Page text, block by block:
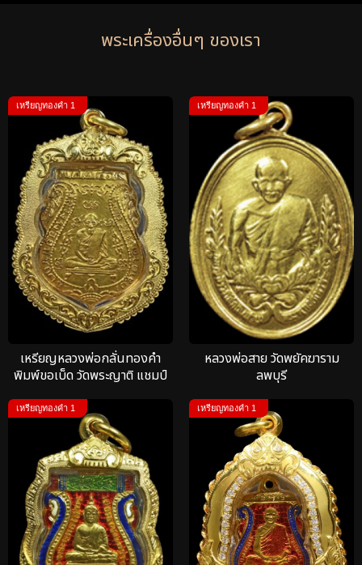
พระเครื่องอื่นๆ ของเรา
เหรียญทองคำ 1
เหรียญหลวงพ่อกลั่นทองคำ
พิมพ์ขอเบ็ด วัดพระญาติ แชมป์
เหรียญทองคำ 1
หลวงพ่อสาย วัดพยัคฆาราม
ลพบุรี
เหรียญทองคำ 1 เหรียญทองคำ 1